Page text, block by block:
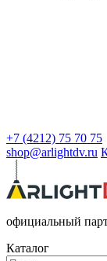
+7 (4212) 75 70 75
shop@arlightdv.ru
официальный
Каталог